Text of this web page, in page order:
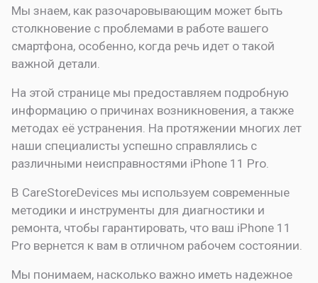
Мы знаем, как разочаровывающим может быть
столкновение с проблемами в работе вашего
смартфона, особенно, когда речь идет о такой
важной детали.
На этой странице мы предоставляем подробную
информацию о причинах возникновения, а также
методах её устранения. На протяжении многих лет
наши специалисты успешно справлялись с
различными неисправностями iPhone 11 Pro.
В CareStoreDevices мы используем современные
методики и инструменты для диагностики и
ремонта, чтобы гарантировать, что ваш iPhone 11
Pro вернется к вам в отличном рабочем состоянии.
Мы понимаем, насколько важно иметь надежное